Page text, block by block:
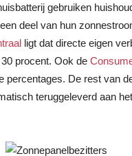
gebruiken
deel van hun
ligt dat directe eigen
procent. Ook de
percentages. De rest van
teruggeleverd aan het